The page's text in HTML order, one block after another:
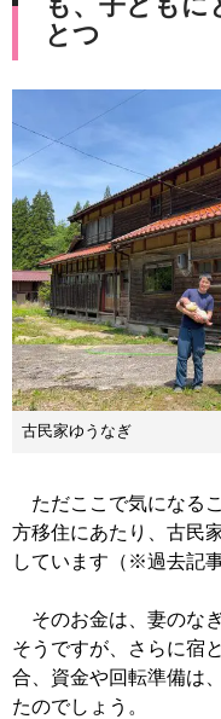
とつ
古民家ゆうなぎ
ただここで気になる
方移住にあたり、古民
しています（※過去記事
そのお金は、妻のな
そうですが、さらに宿
合、資金や回転準備は
たのでしょう。